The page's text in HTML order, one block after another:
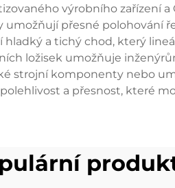
výrobního zařízení
přesné polohování
a tichý chod, který
ložisek umožňuje
strojní komponenty nebo
a přesnost, které